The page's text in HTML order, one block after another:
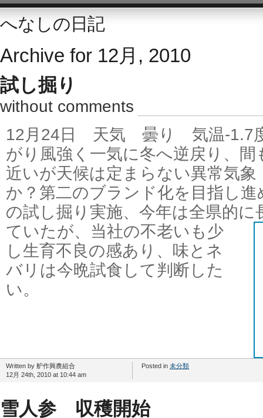
へなしの日記
Archive for 12月, 2010
試し掘り
without comments
12月24日 天気 曇り 気温-
がり風強く一気に冬へ逆戻り、
近いが天候は定まらない異常気
か？第二のブランド化を目指し進
の試し掘り実施、今年は全県的に
ていたが、当社の不老いも少
し生育不良の感あり、味とネ
バリは今晩試食して判断した
い。
Written by 舮作興農組合
12月 24th, 2010 at 10:44 am
Posted in 未分類
雪人参 収穫開始